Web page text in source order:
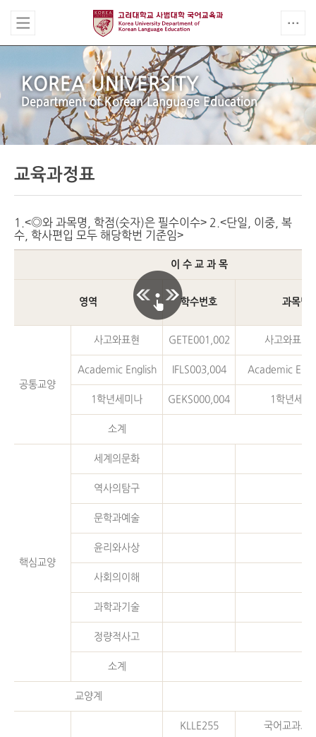
KOREA UNIVERSITY
Department of Korean Language Education
교육과정표
1.<◎와 과목명, 학점(숫자)은 필수이수> 2.<단일, 이중, 복
수, 학사편입 모두 해당학번 기준임>
이 수 교 과 목
영역 학수번호 과목명
공통교양
사고와표현 GETE001,002 사고와표현
Academic English IFLS003,004 Academic
1학년세미나 GEKS000,004 1학년세미
소계
핵심교양
세계의문화
역사의탐구
문학과예술
윤리와사상
사회의이해
과학과기술
정량적사고
소계
교양계
KLLE255 국어교과교